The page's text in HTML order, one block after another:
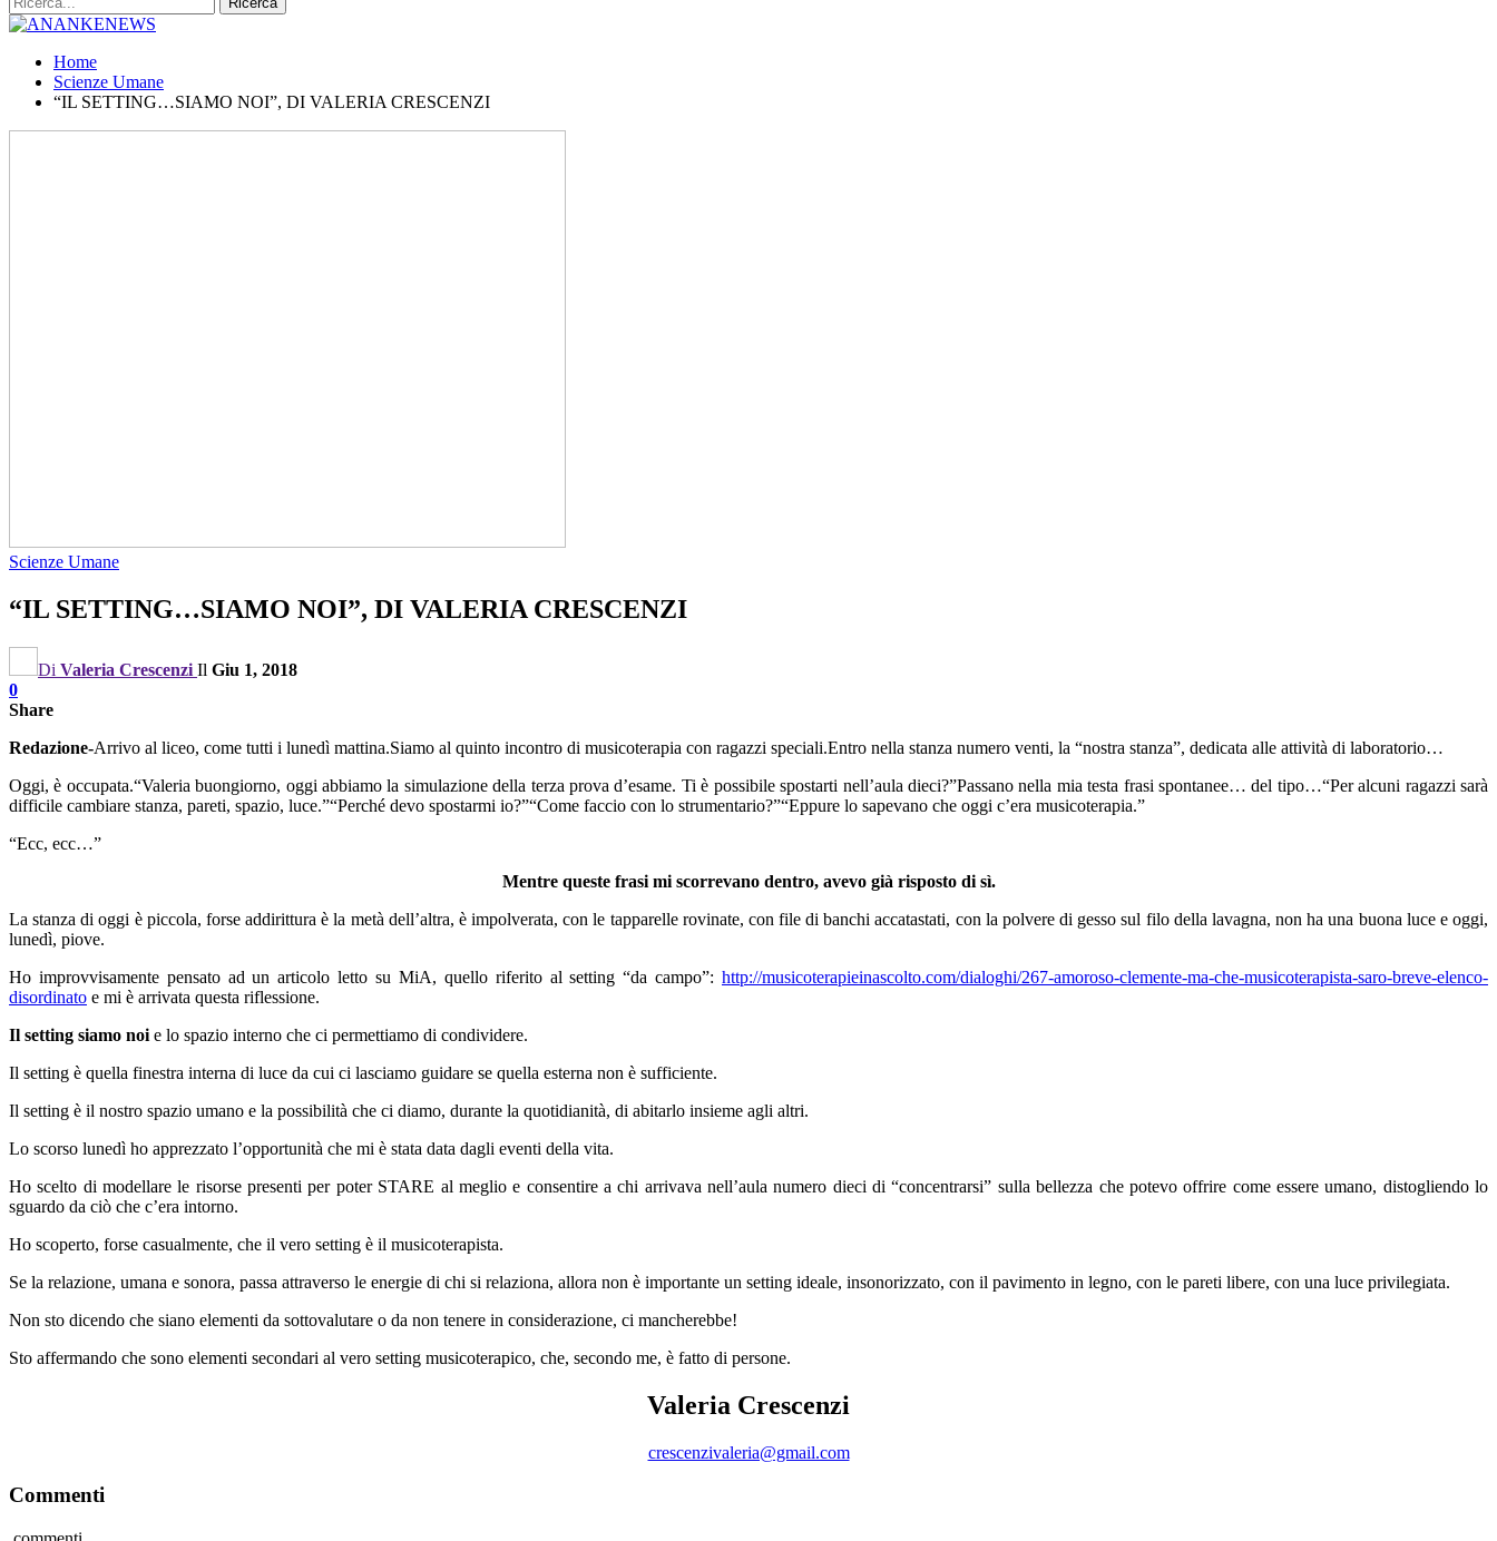
Home
Scienze Umane
“IL SETTING…SIAMO NOI”, DI VALERIA CRESCENZI
Scienze Umane
“IL SETTING…SIAMO NOI”, DI VALERIA CRESCENZI
Di Valeria Crescenzi Il Giu 1, 2018
0
Share
Redazione-Arrivo al liceo, come tutti i lunedì mattina.Siamo al quinto incontro di musicoterapia con ragazzi speciali.Entro nella stanza numero venti, la “nostra stanza”, dedicata alle attività di laboratorio…
Oggi, è occupata.“Valeria buongiorno, oggi abbiamo la simulazione della terza prova d’esame. Ti è possibile spostarti nell’aula dieci?”Passano nella mia testa frasi spontanee… del tipo…“Per alcuni ragazzi sarà
difficile cambiare stanza, pareti, spazio, luce.”“Perché devo spostarmi io?”“Come faccio con lo strumentario?”“Eppure lo sapevano che oggi c’era musicoterapia.”
“Ecc, ecc…”
Mentre queste frasi mi scorrevano dentro, avevo già risposto di sì.
La stanza di oggi è piccola, forse addirittura è la metà dell’altra, è impolverata, con le tapparelle rovinate, con file di banchi accatastati, con la polvere di gesso sul filo della lavagna, non ha una buona luce e oggi,
lunedì, piove.
Ho improvvisamente pensato ad un articolo letto su MiA, quello riferito al setting “da campo”: http://musicoterapieinascolto.com/dialoghi/267-amoroso-clemente-ma-che-musicoterapista-saro-breve-elenco-
disordinato e mi è arrivata questa riflessione.
Il setting siamo noi e lo spazio interno che ci permettiamo di condividere.
Il setting è quella finestra interna di luce da cui ci lasciamo guidare se quella esterna non è sufficiente.
Il setting è il nostro spazio umano e la possibilità che ci diamo, durante la quotidianità, di abitarlo insieme agli altri.
Lo scorso lunedì ho apprezzato l’opportunità che mi è stata data dagli eventi della vita.
Ho scelto di modellare le risorse presenti per poter STARE al meglio e consentire a chi arrivava nell’aula numero dieci di “concentrarsi” sulla bellezza che potevo offrire come essere umano, distogliendo lo
sguardo da ciò che c’era intorno.
Ho scoperto, forse casualmente, che il vero setting è il musicoterapista.
Se la relazione, umana e sonora, passa attraverso le energie di chi si relaziona, allora non è importante un setting ideale, insonorizzato, con il pavimento in legno, con le pareti libere, con una luce privilegiata.
Non sto dicendo che siano elementi da sottovalutare o da non tenere in considerazione, ci mancherebbe!
Sto affermando che sono elementi secondari al vero setting musicoterapico, che, secondo me, è fatto di persone.
Valeria Crescenzi
crescenzivaleria@gmail.com
Commenti